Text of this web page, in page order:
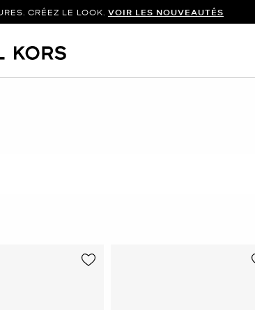
CRÉEZ LE LOOK. VOIR LES NOUVEAUTÉS